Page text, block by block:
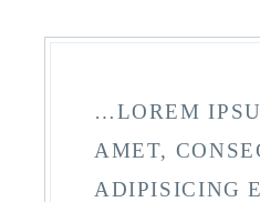
…LOREM
AMET,
ADIPISICING